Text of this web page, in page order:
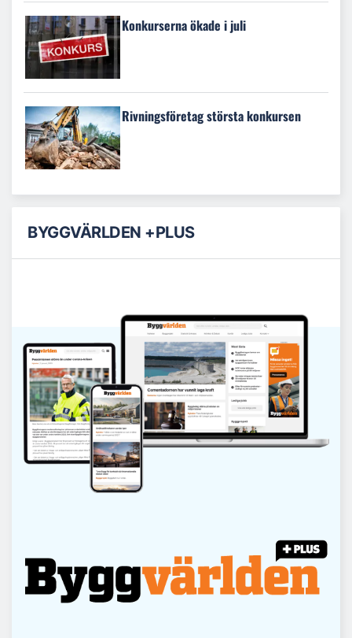
Konkurserna ökade i juli
Rivningsföretag största konkursen
BYGGVÄRLDEN +PLUS